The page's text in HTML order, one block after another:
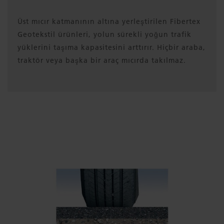
Üst mıcır katmanının altına yerleştirilen Fibertex
Geotekstil ürünleri, yolun sürekli yoğun trafik
yüklerini taşıma kapasitesini arttırır. Hiçbir araba,
traktör veya başka bir araç mıcırda takılmaz.